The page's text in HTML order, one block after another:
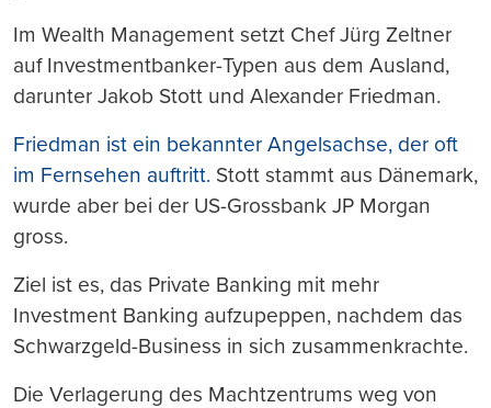
Im Wealth Management setzt Chef Jürg Zeltner
auf Investmentbanker-Typen aus dem Ausland,
darunter Jakob Stott und Alexander Friedman.
Friedman ist ein bekannter Angelsachse, der oft
im Fernsehen auftritt. Stott stammt aus Dänemark,
wurde aber bei der US-Grossbank JP Morgan
gross.
Ziel ist es, das Private Banking mit mehr
Investment Banking aufzupeppen, nachdem das
Schwarzgeld-Business in sich zusammenkrachte.
Die Verlagerung des Machtzentrums weg von